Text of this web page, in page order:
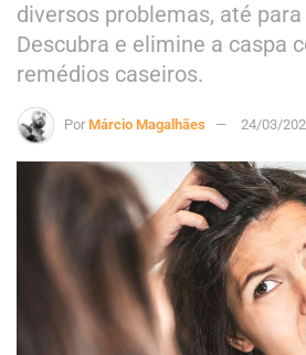
diversos problemas, até para
Descubra e elimine a caspa
remédios caseiros.
Por Márcio Magalhães 24/03/